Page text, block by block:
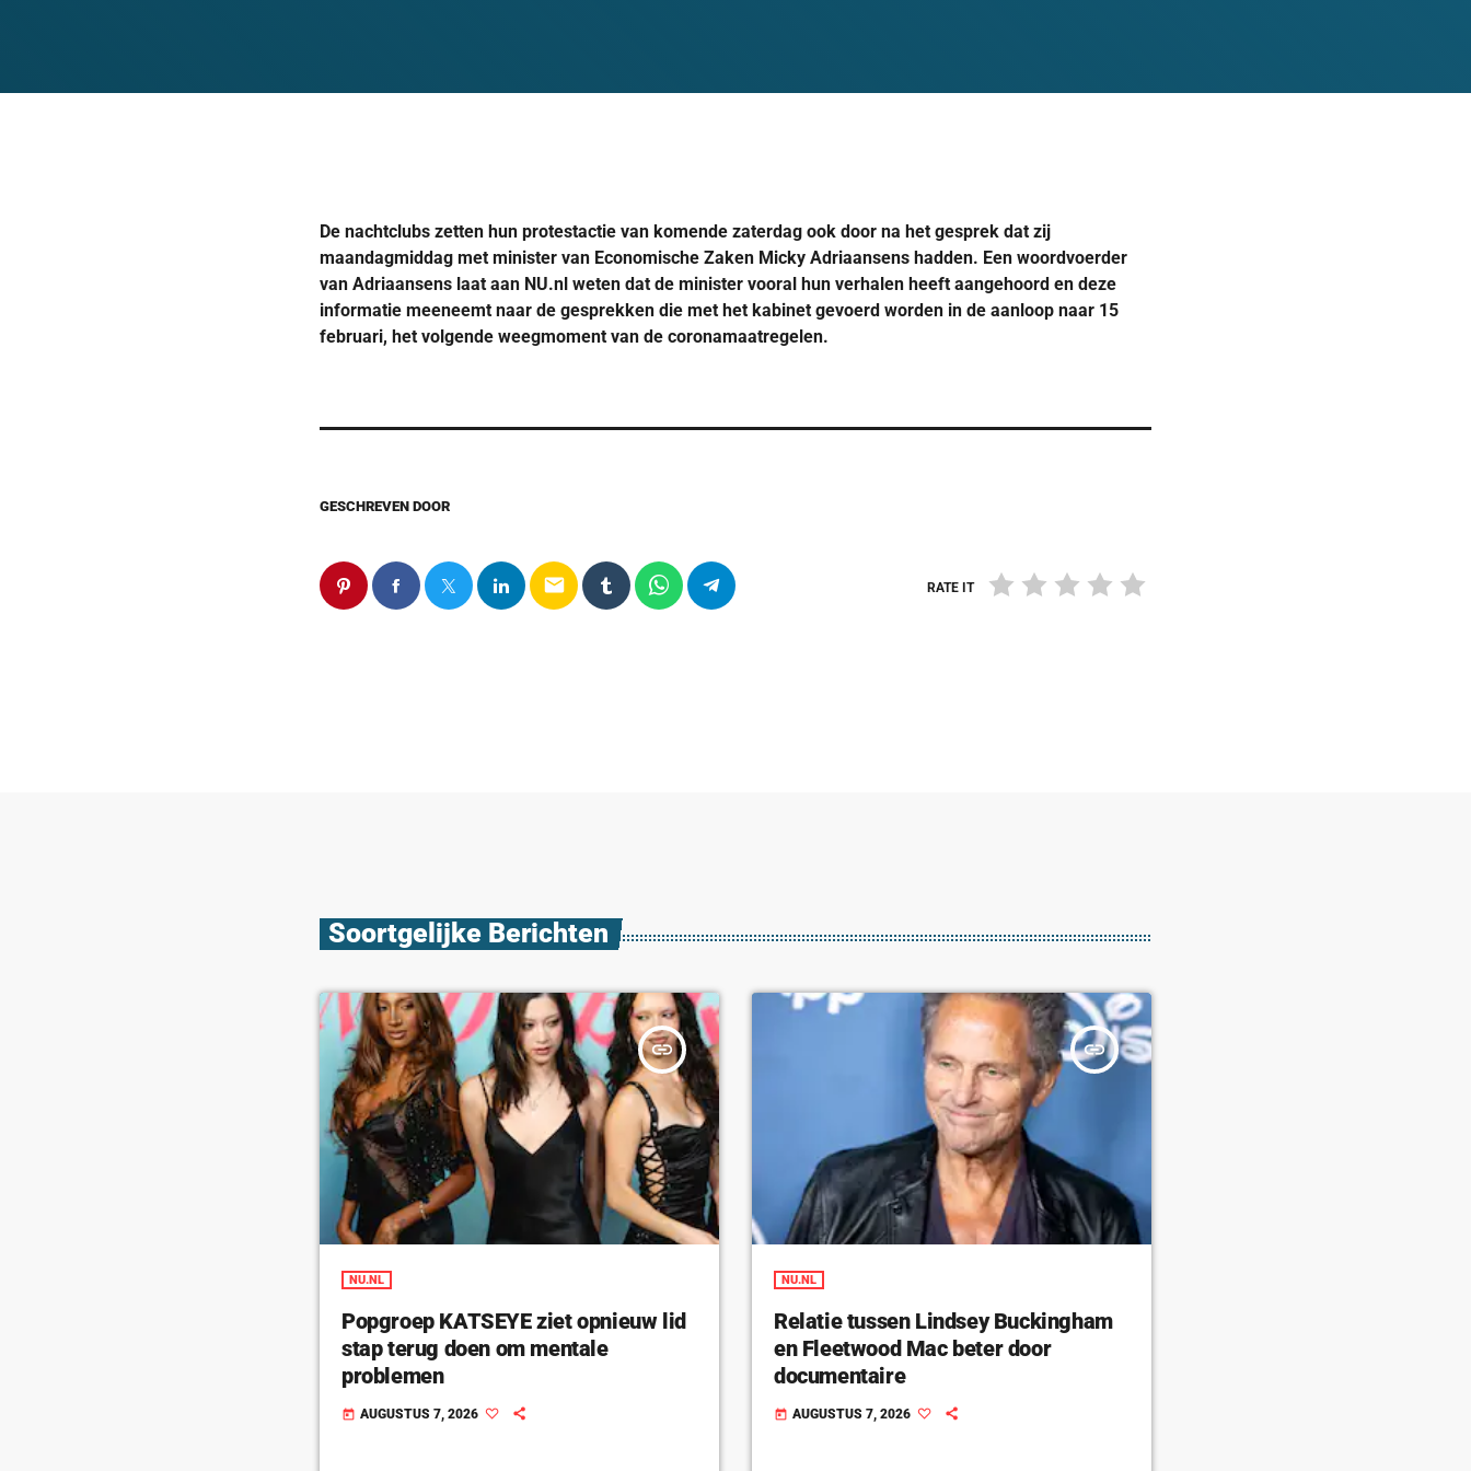
De nachtclubs zetten hun protestactie van komende zaterdag ook door na het gesprek dat zij
maandagmiddag met minister van Economische Zaken Micky Adriaansens hadden. Een woordvoerder
van Adriaansens laat aan NU.nl weten dat de minister vooral hun verhalen heeft aangehoord en deze
informatie meeneemt naar de gesprekken die met het kabinet gevoerd worden in de aanloop naar 15
februari, het volgende weegmoment van de coronamaatregelen.
GESCHREVEN DOOR
email RATE IT
Soortgelijke Berichten
insert_link
NU.NL
Popgroep KATSEYE ziet opnieuw lid
stap terug doen om mentale
problemen
today AUGUSTUS 7, 2026
insert_link
NU.NL
Relatie tussen Lindsey Buckingham
en Fleetwood Mac beter door
documentaire
today AUGUSTUS 7, 2026